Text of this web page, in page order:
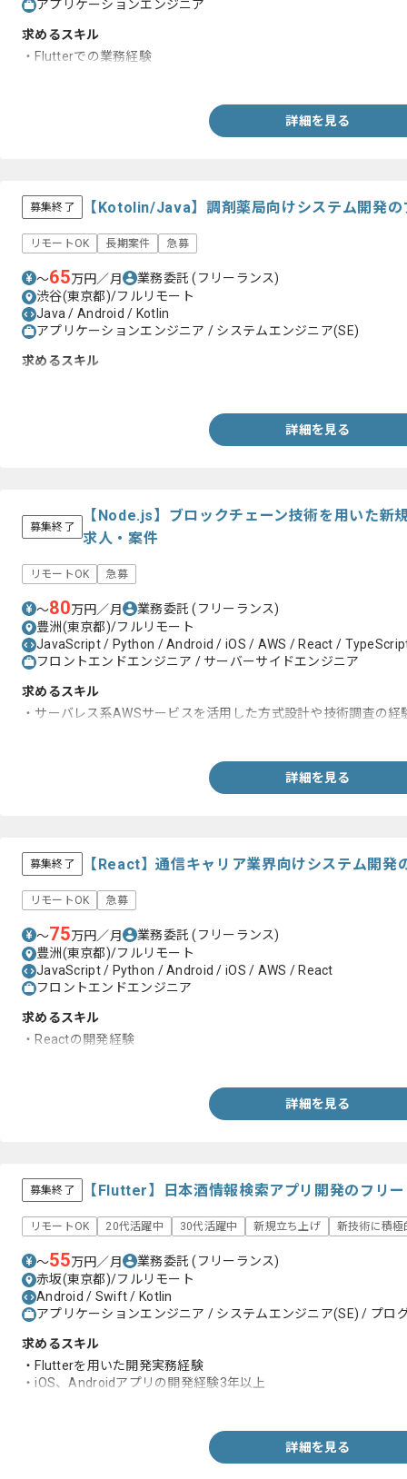
アプリケーションエンジニア
求めるスキル
・Flutterでの業務経験
詳細を見る
募集終了 【Kotolin/Java】調剤薬局向けシステム開発
リモートOK 長期案件 急募
〜65万円／月 業務委託(フリーランス)
渋谷(東京都)/フルリモート
Java / Android / Kotlin
アプリケーションエンジニア / システムエンジニア(SE)
求めるスキル
詳細を見る
募集終了
【Node.js】ブロックチェーン技術を用いた新
求人・案件
リモートOK 急募
〜80万円／月 業務委託(フリーランス)
豊洲(東京都)/フルリモート
JavaScript / Python / Android / iOS / AWS / React /
フロントエンドエンジニア / サーバーサイドエンジニア
求めるスキル
・サーバレス系AWSサービスを活用した方式設計や技術調査の経
詳細を見る
募集終了 【React】通信キャリア業界向けシステム開発
リモートOK 急募
〜75万円／月 業務委託(フリーランス)
豊洲(東京都)/フルリモート
JavaScript / Python / Android / iOS / AWS / React
フロントエンドエンジニア
求めるスキル
・Reactの開発経験
詳細を見る
募集終了 【Flutter】日本酒情報検索アプリ開発のフリ
リモートOK 20代活躍中 30代活躍中 新規立ち上げ 新技術に積極
〜55万円／月 業務委託(フリーランス)
赤坂(東京都)/フルリモート
Android / Swift / Kotlin
アプリケーションエンジニア / システムエンジニア(SE) / プロ
求めるスキル
・Flutterを用いた開発実務経験
・iOS、Androidアプリの開発経験3年以上
詳細を見る